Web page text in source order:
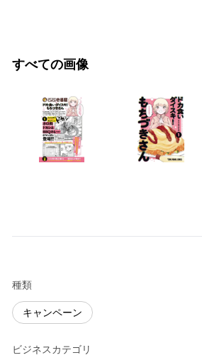
すべての画像
種類
キャンペーン
ビジネスカテゴリ